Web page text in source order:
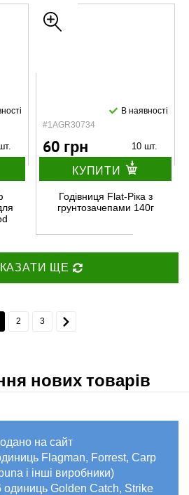
#1AGR30734
В наявності
60 грн 10 шт.
КУПИТИ
Годівниця Flat-Ріка з
грунтозачепами 140г
ЩЕ
2 3
нових товарів
на сайт
Flagman, Forrest, Carp
і інші виробники)
одиниць Golden Catch, Strike